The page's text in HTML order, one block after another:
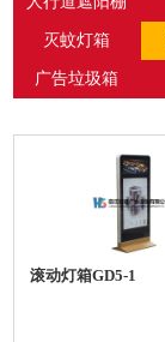
灭蚊灯箱
广告垃圾箱
滚动灯箱GD5-1